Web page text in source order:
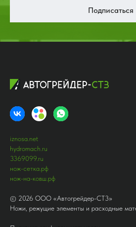
Подписаться
iznosa.net
hydromach.ru
3369099.ru
нож-сетка.рф
нож-на-ковш.рф
© 2026 ООО «Автогрейдер-СТ3»
Ножи, режущие элементы и расходные